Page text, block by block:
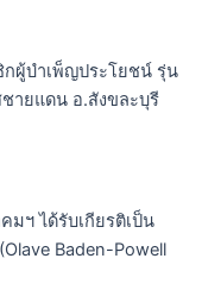
ผู้บำเพ็ญประโยชน์ รุ่น
ายแดน อ.สังขละบุรี
ฯ ได้รับเกียรติเป็น
Baden-Powell